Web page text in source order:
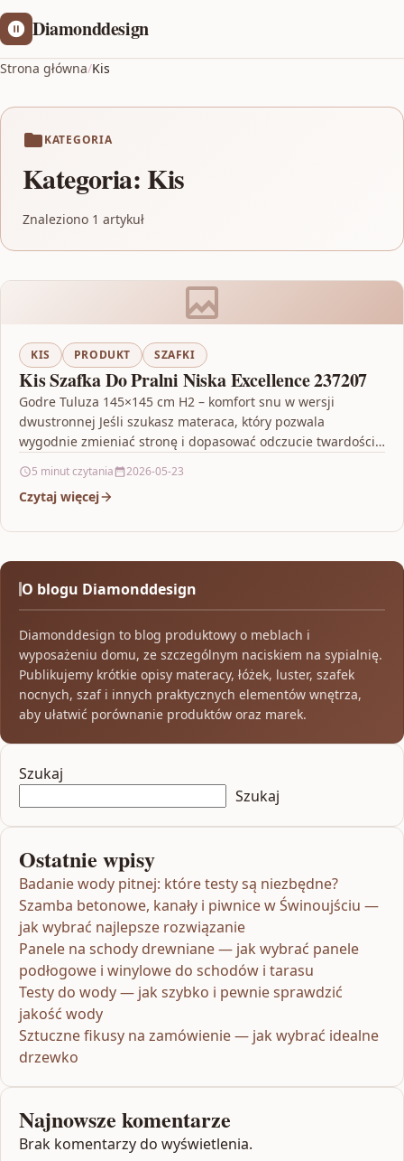
Diamonddesign
Strona główna/Kis
KATEGORIA
Kategoria: Kis
Znaleziono 1 artykuł
KIS PRODUKT SZAFKI
Kis Szafka Do Pralni Niska Excellence 237207
Godre Tuluza 145×145 cm H2 – komfort snu w wersji
dwustronnej Jeśli szukasz materaca, który pozwala
wygodnie zmieniać stronę i dopasować odczucie twardości
5 minut czytania 2026-05-23
Czytaj więcej
O blogu Diamonddesign
Diamonddesign to blog produktowy o meblach i
wyposażeniu domu, ze szczególnym naciskiem na sypialnię.
Publikujemy krótkie opisy materacy, łóżek, luster, szafek
nocnych, szaf i innych praktycznych elementów wnętrza,
aby ułatwić porównanie produktów oraz marek.
Szukaj
Szukaj
Ostatnie wpisy
Badanie wody pitnej: które testy są niezbędne?
Szamba betonowe, kanały i piwnice w Świnoujściu —
jak wybrać najlepsze rozwiązanie
Panele na schody drewniane — jak wybrać panele
podłogowe i winylowe do schodów i tarasu
Testy do wody — jak szybko i pewnie sprawdzić
jakość wody
Sztuczne fikusy na zamówienie — jak wybrać idealne
drzewko
Najnowsze komentarze
Brak komentarzy do wyświetlenia.